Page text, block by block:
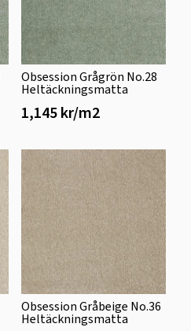
Obsession Grågrön No.28
Heltäckningsmatta
1,145 kr/m2
Obsession Gråbeige No.36
Heltäckningsmatta